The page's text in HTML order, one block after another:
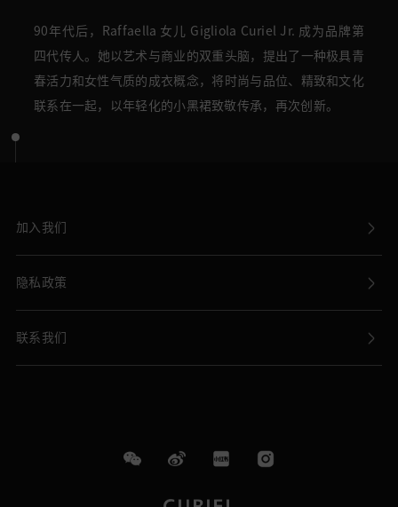
90年代后，Raffaella 女儿 Gigliola Curiel Jr. 成为品牌第
四代传人。
她以艺术与商业的双重头脑， 提出了一种极具青
春活力和女性气质的成衣概念，将时尚与品位、精致和文化
联系在一起，以 年轻化的小黑裙致敬传承，再次创新。
加入我们
隐私政策
联系我们